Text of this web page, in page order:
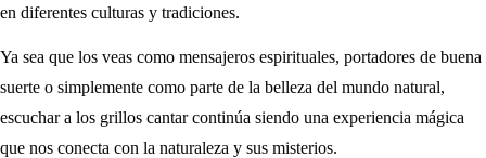
en diferentes culturas y tradiciones.
Ya sea que los veas como mensajeros espirituales, portadores de buena
suerte o simplemente como parte de la belleza del mundo natural,
escuchar a los grillos cantar continúa siendo una experiencia mágica
que nos conecta con la naturaleza y sus misterios.